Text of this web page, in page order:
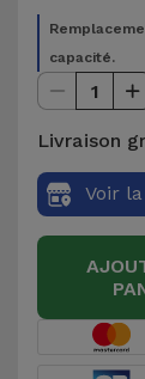
Kids
Voir
tout
capacité.
1
Livraison
Voir